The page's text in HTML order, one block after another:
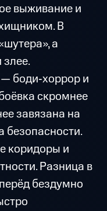
выживание и
В
а
— боди‑хоррор и
скромнее
завязана на
безопасности.
коридоры и
Разница в
бездумно